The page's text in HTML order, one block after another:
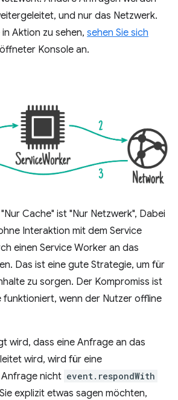
und nur das Netzwerk.
Aktion zu sehen, sehen Sie sich
Konsole an.
Cache" ist "Nur Netzwerk", Dabei
Interaktion mit dem Service
einen Service Worker an das
Das ist eine gute Strategie, um für
zu sorgen. Der Kompromiss ist
funktioniert, wenn der Nutzer offline
wird, dass eine Anfrage an das
wird, wird für eine
nicht event.respondWith
explizit etwas sagen möchten,